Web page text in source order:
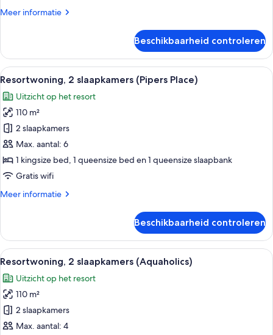
Meer informatie
Meer
2
slaapkamers
(Beach's
Beschikbaarheid controleren
Alle
foto's
voor
Resortwoning,
2
slaapkamers
(Pipers
Place)
Een rode golfkarretje geparkeerd
13
Resortwoning, 2 slaapkamers (Pipers Place)
Uitzicht op het resort
110 m²
2 slaapkamers
Max. aantal: 6
1 kingsize bed, 1 queensize bed en 1 queensize slaapbank
Gratis wifi
Meer informatie
Meer
2
slaapkamers
(Pipers
Beschikbaarheid controleren
Alle
foto's
voor
Resortwoning,
2
slaapkamers
Een woonkamer met een beige
18
Resortwoning, 2 slaapkamers (Aquaholics)
Uitzicht op het resort
110 m²
2 slaapkamers
Max. aantal: 4